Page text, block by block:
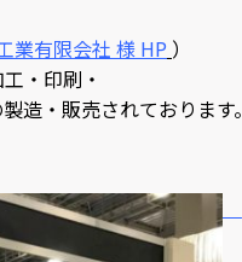
業有限会社 様 HP ）
・印刷・
造・販売されております。